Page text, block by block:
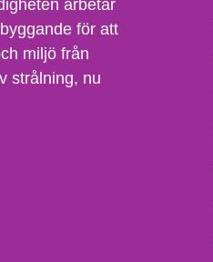
arbetar
för att
miljö från
strålning, nu